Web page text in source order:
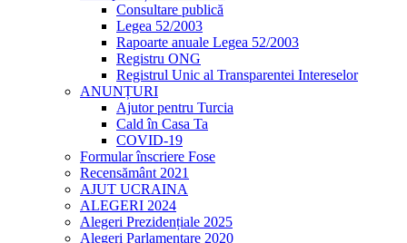
Consultare publică
Legea 52/2003
Rapoarte anuale Legea 52/2003
Registru ONG
Registrul Unic al Transparentei Intereselor
ANUNȚURI
Ajutor pentru Turcia
Cald în Casa Ta
COVID-19
Formular înscriere Fose
Recensământ 2021
AJUT UCRAINA
ALEGERI 2024
Alegeri Prezidențiale 2025
Alegeri Parlamentare 2020